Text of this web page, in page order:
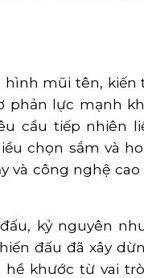
mũi tên, kiến
phản lực mạnh
cầu tiếp nhiên
chọn sắm và
công nghệ
kỷ nguyên
đấu đã xây
khước từ vai